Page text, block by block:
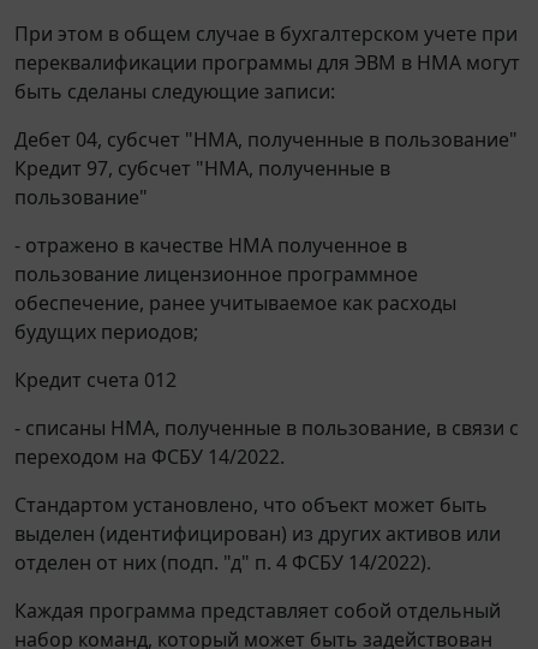
При этом в общем случае в бухгалтерском учете при
переквалификации программы для ЭВМ в НМА могут
быть сделаны следующие записи:
Дебет 04, субсчет "НМА, полученные в пользование"
Кредит 97, субсчет "НМА, полученные в
пользование"
- отражено в качестве НМА полученное в
пользование лицензионное программное
обеспечение, ранее учитываемое как расходы
будущих периодов;
Кредит счета 012
- списаны НМА, полученные в пользование, в связи с
переходом на ФСБУ 14/2022.
Стандартом установлено, что объект может быть
выделен (идентифицирован) из других активов или
отделен от них (подп. "д" п. 4 ФСБУ 14/2022).
Каждая программа представляет собой отдельный
набор команд, который может быть задействован